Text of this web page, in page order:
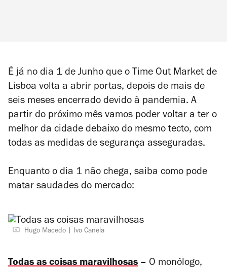
É já no dia 1 de Junho que o Time Out Market de
Lisboa volta a abrir portas, depois de mais de
seis meses encerrado devido à pandemia. A
partir do próximo mês vamos poder voltar a ter o
melhor da cidade debaixo do mesmo tecto, com
todas as medidas de segurança asseguradas.
Enquanto o dia 1 não chega, saiba como pode
matar saudades do mercado:
Hugo Macedo Ivo Canela
Todas as coisas maravilhosas – O monólogo,